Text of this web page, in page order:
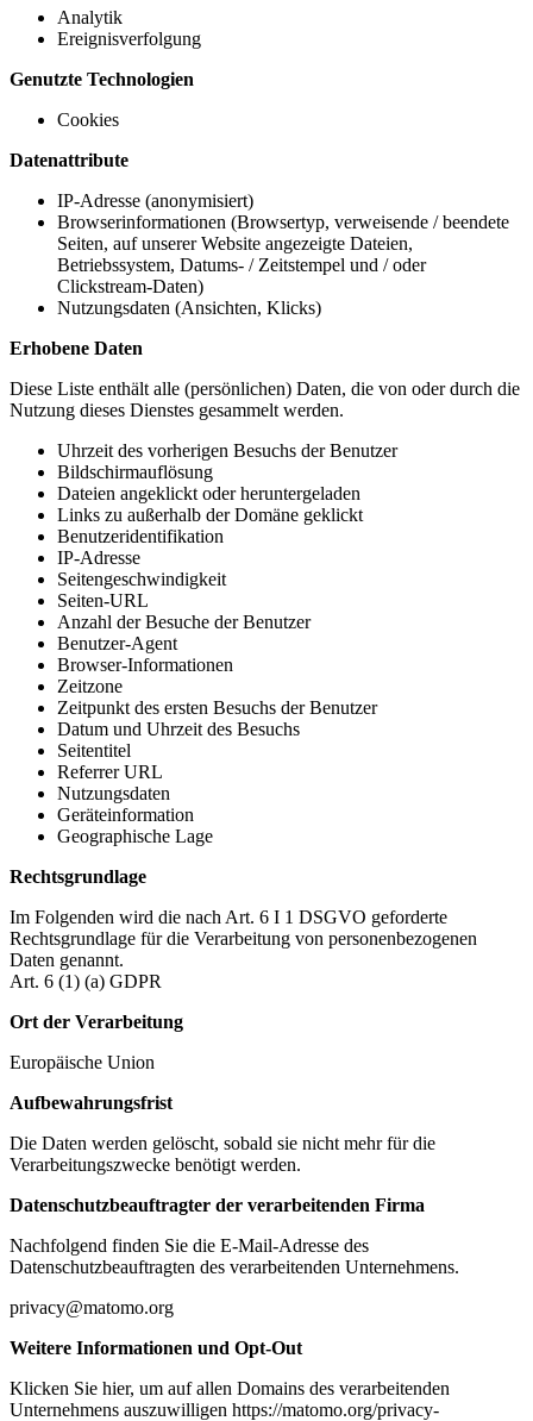
Analytik
Ereignisverfolgung
Genutzte Technologien
Cookies
Datenattribute
IP-Adresse (anonymisiert)
Browserinformationen (Browsertyp, verweisende / beendete
Seiten, auf unserer Website angezeigte Dateien,
Betriebssystem, Datums- / Zeitstempel und / oder
Clickstream-Daten)
Nutzungsdaten (Ansichten, Klicks)
Erhobene Daten
Diese Liste enthält alle (persönlichen) Daten, die von oder durch die
Nutzung dieses Dienstes gesammelt werden.
Uhrzeit des vorherigen Besuchs der Benutzer
Bildschirmauflösung
Dateien angeklickt oder heruntergeladen
Links zu außerhalb der Domäne geklickt
Benutzeridentifikation
IP-Adresse
Seitengeschwindigkeit
Seiten-URL
Anzahl der Besuche der Benutzer
Benutzer-Agent
Browser-Informationen
Zeitzone
Zeitpunkt des ersten Besuchs der Benutzer
Datum und Uhrzeit des Besuchs
Seitentitel
Referrer URL
Nutzungsdaten
Geräteinformation
Geographische Lage
Rechtsgrundlage
Im Folgenden wird die nach Art. 6 I 1 DSGVO geforderte
Rechtsgrundlage für die Verarbeitung von personenbezogenen
Daten genannt.
Art. 6 (1) (a) GDPR
Ort der Verarbeitung
Europäische Union
Aufbewahrungsfrist
Die Daten werden gelöscht, sobald sie nicht mehr für die
Verarbeitungszwecke benötigt werden.
Datenschutzbeauftragter der verarbeitenden Firma
Nachfolgend finden Sie die E-Mail-Adresse des
Datenschutzbeauftragten des verarbeitenden Unternehmens.
privacy@matomo.org
Weitere Informationen und Opt-Out
Klicken Sie hier, um auf allen Domains des verarbeitenden
Unternehmens auszuwilligen https://matomo.org/privacy-